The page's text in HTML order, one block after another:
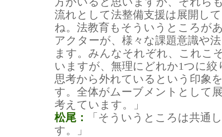
流れとして法整備支援は展開し
ね。法教育もそういうところが
アクターが、様々な課題意識や
ます。みんなそれぞれ、これこ
いますが、無理にどれか1つに
思考から外れているという印象
す。全体がムーブメントとして
考えています。」
松尾：
「そういうところは共通
す。」